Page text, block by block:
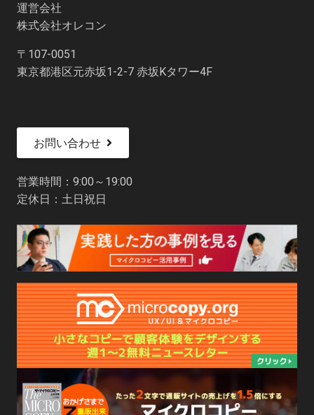
運営会社
株式会社オレコン
〒107-0051
東京都港区元赤坂1-2-7 赤坂Kタワー4F
お問い合わせ
営業時間：9:00～19:00
定休日：土日祝日